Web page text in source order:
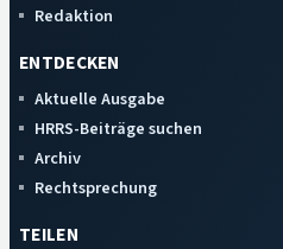
Redaktion
ENTDECKEN
Aktuelle Ausgabe
HRRS-Beiträge suchen
Archiv
Rechtsprechung
TEILEN